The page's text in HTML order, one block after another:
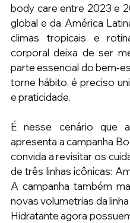
body care entre 2023 e
global e da América
climas tropicais e
corporal deixa de ser
parte essencial do
torne hábito, é preciso
e praticidade.
É nesse cenário que
apresenta a campanha
convida a revisitar os
de três linhas icônicas:
A campanha também
novas volumetrias da
Hidratante agora